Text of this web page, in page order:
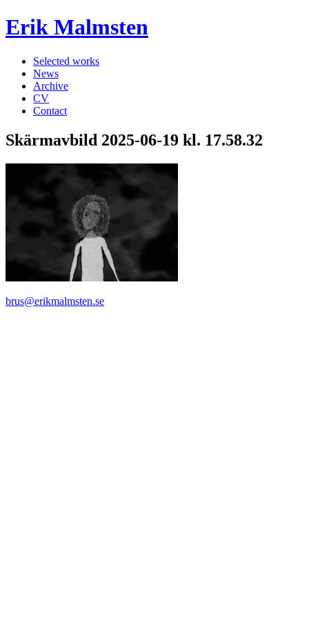
Erik Malmsten
Selected works
News
Archive
CV
Contact
Skärmavbild 2025-06-19 kl. 17.58.32
brus@erikmalmsten.se